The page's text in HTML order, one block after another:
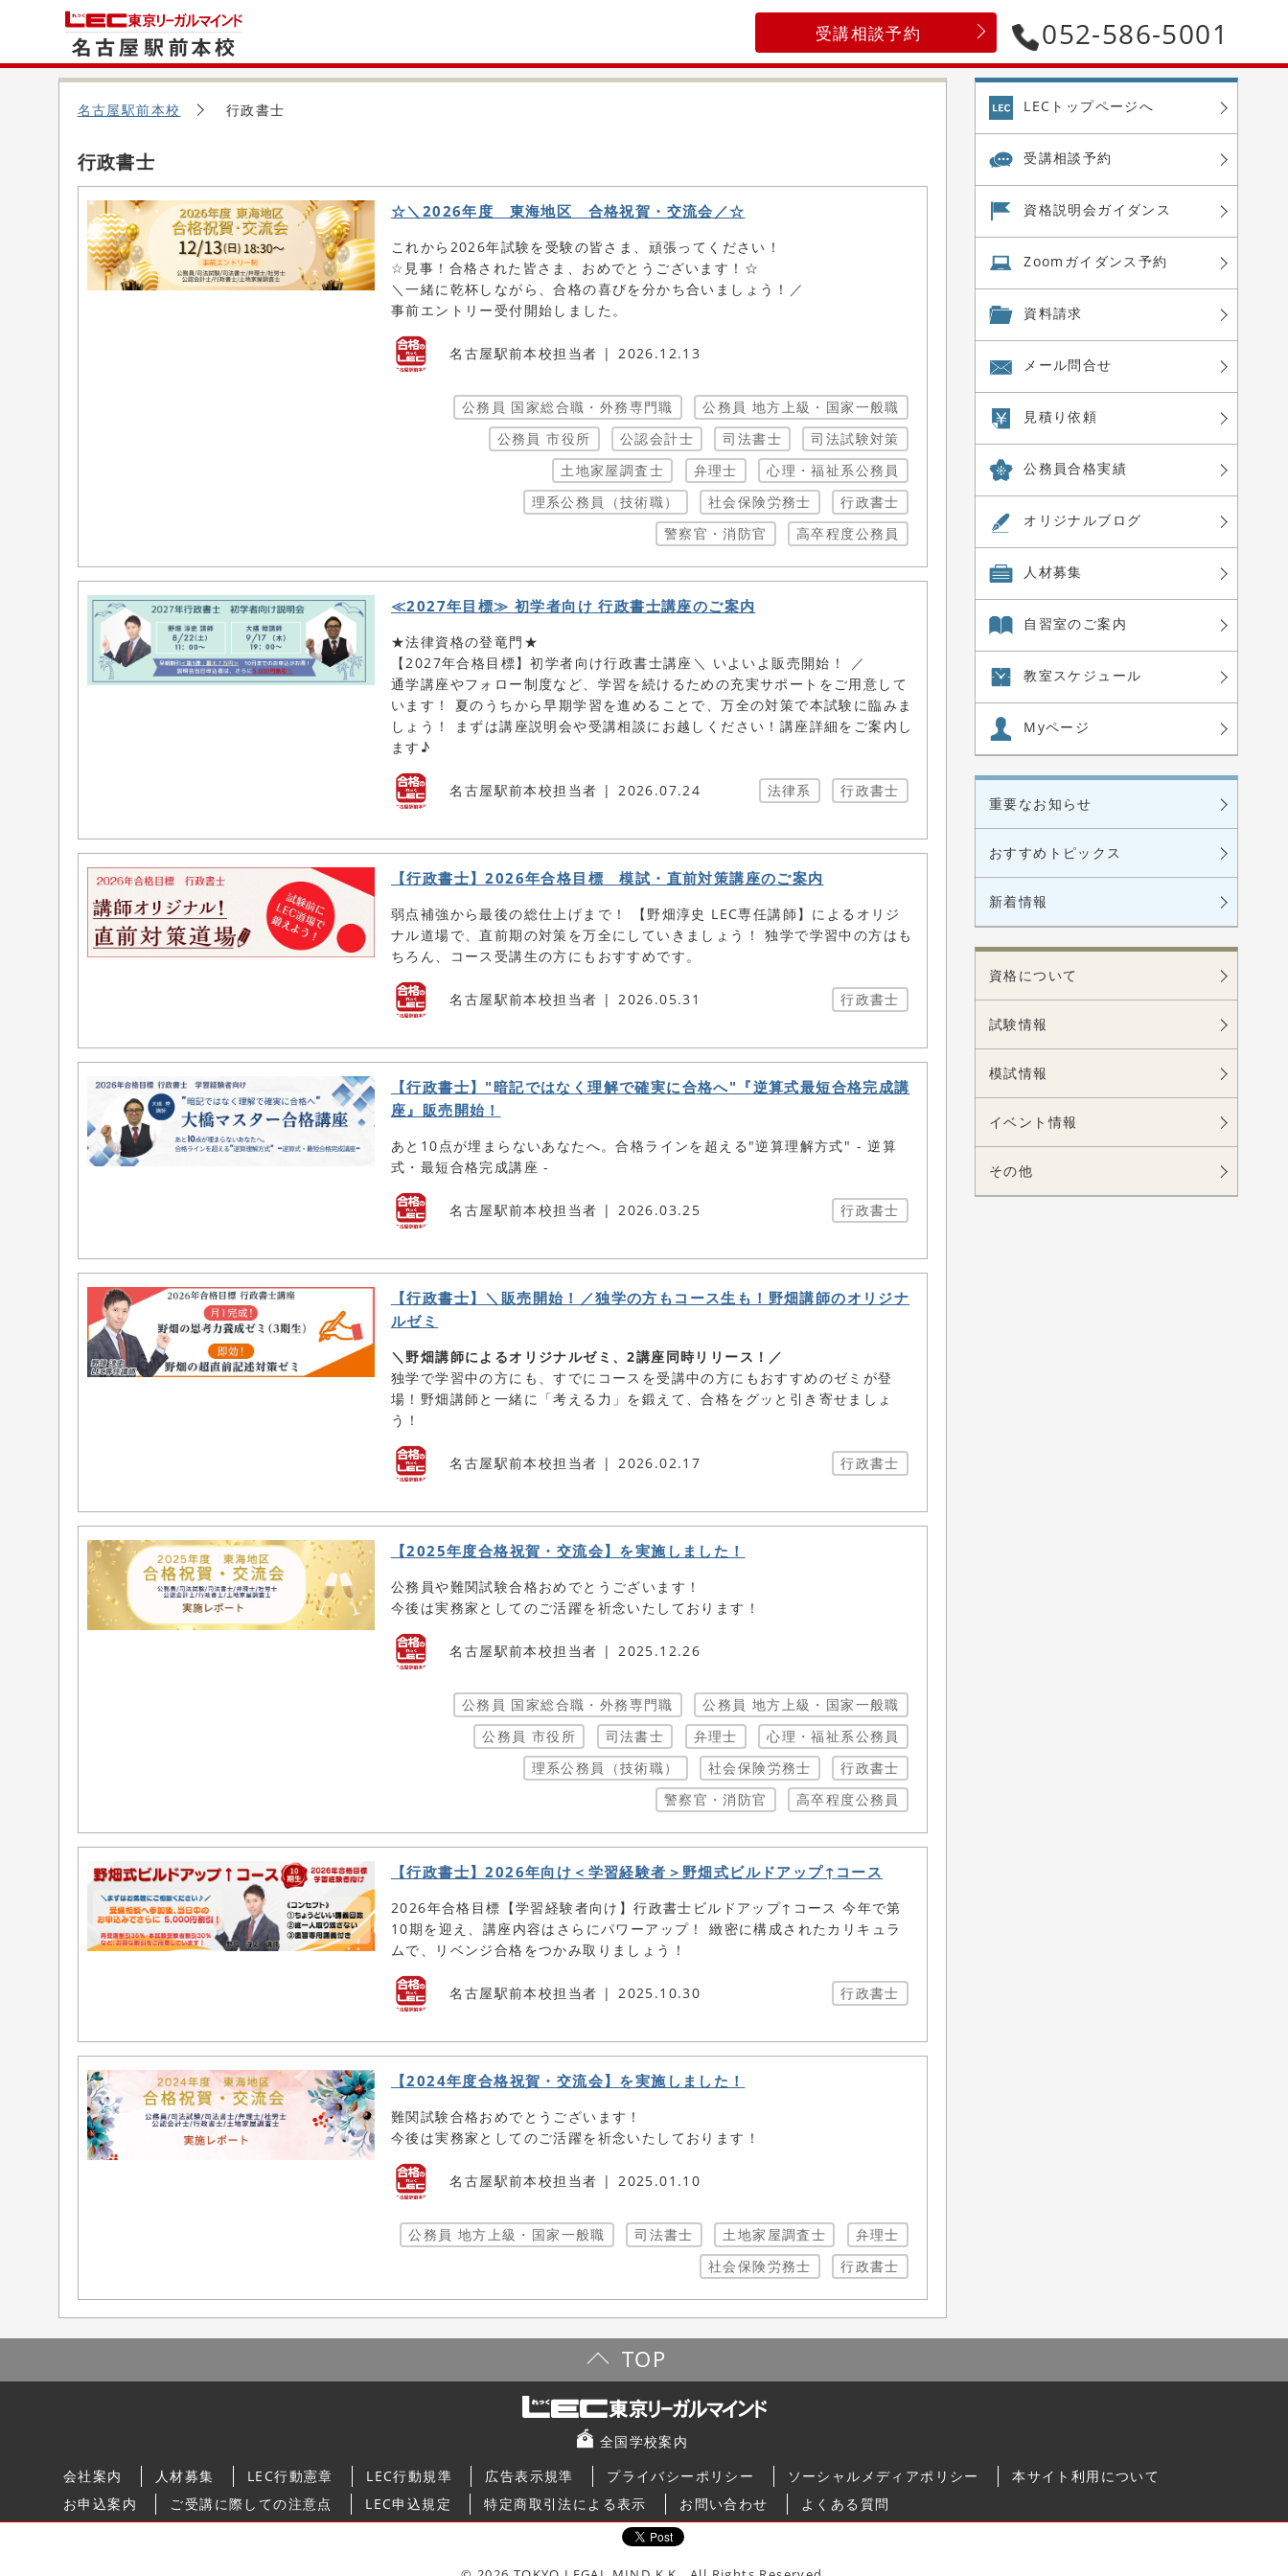
052-586-5001
受講相談予約
名古屋駅前本校 行政書士
行政書士
☆＼2026年度 東海地区 合格祝賀・交流会／☆
これから2026年試験を受験の皆さま、頑張ってください！
☆見事！合格された皆さま、おめでとうございます！☆
＼一緒に乾杯しながら、合格の喜びを分かち合いましょう！／
事前エントリー受付開始しました。
名古屋駅前本校担当者 2026.12.13
公務員 国家総合職・外務専門職
公務員 地方上級・国家一般職
公務員 市役所
公認会計士 司法書士
司法試験対策
土地家屋調査士
弁理士
心理・福祉系公務員
理系公務員（技術職）
社会保険労務士
行政書士
警察官・消防官
高卒程度公務員
≪2027年目標≫ 初学者向け 行政書士講座のご案内
★法律資格の登竜門★
【2027年合格目標】初学者向け行政書士講座＼ いよいよ販売開始！ ／
通学講座やフォロー制度など、学習を続けるための充実サポートをご用意して
います！ 夏のうちから早期学習を進めることで、万全の対策で本試験に臨みま
しょう！ まずは講座説明会や受講相談にお越しください！講座詳細をご案内し
ます♪
名古屋駅前本校担当者 2026.07.24 法律系 行政書士
【行政書士】2026年合格目標 模試・直前対策講座のご案内
弱点補強から最後の総仕上げまで！ 【野畑淳史 LEC専任講師】によるオリジ
ナル道場で、直前期の対策を万全にしていきましょう！ 独学で学習中の方はも
ちろん、コース受講生の方にもおすすめです。
名古屋駅前本校担当者 2026.05.31 行政書士
【行政書士】"暗記ではなく理解で確実に合格へ"『逆算式最短合格完成講
座』販売開始！
あと10点が埋まらないあなたへ。合格ラインを超える"逆算理解方式" - 逆算
式・最短合格完成講座 -
名古屋駅前本校担当者 2026.03.25 行政書士
【行政書士】＼販売開始！／独学の方もコース生も！野畑講師のオリジナ
ルゼミ
＼野畑講師によるオリジナルゼミ、2講座同時リリース！／
独学で学習中の方にも、すでにコースを受講中の方にもおすすめのゼミが登
場！野畑講師と一緒に「考える力」を鍛えて、合格をグッと引き寄せましょ
う！
名古屋駅前本校担当者 2026.02.17 行政書士
【2025年度合格祝賀・交流会】を実施しました！
公務員や難関試験合格おめでとうございます！
今後は実務家としてのご活躍を祈念いたしております！
名古屋駅前本校担当者 2025.12.26
公務員 国家総合職・外務専門職
公務員 地方上級・国家一般職
公務員 市役所
司法書士 弁理士
心理・福祉系公務員
理系公務員（技術職）
社会保険労務士
行政書士
警察官・消防官
高卒程度公務員
【行政書士】2026年向け＜学習経験者＞野畑式ビルドアップ↑コース
2026年合格目標【学習経験者向け】行政書士ビルドアップ↑コース 今年で第
10期を迎え、講座内容はさらにパワーアップ！ 緻密に構成されたカリキュラ
ムで、リベンジ合格をつかみ取りましょう！
名古屋駅前本校担当者 2025.10.30 行政書士
【2024年度合格祝賀・交流会】を実施しました！
難関試験合格おめでとうございます！
今後は実務家としてのご活躍を祈念いたしております！
名古屋駅前本校担当者 2025.01.10
公務員 地方上級・国家一般職 司法書士 土地家屋調査士
弁理士
社会保険労務士
行政書士
LECトップページへ
受講相談予約
資格説明会ガイダンス
Zoom ガイダンス予約
資料請求
メール問合せ
見積り依頼
公務員合格実績
オリジナルブログ
人材募集
自習室のご案内
教室スケジュール
Myページ
重要なお知らせ
おすすめトピックス
新着情報
資格について
試験情報
模試情報
イベント情報
その他
TOP
全国学校案内
会社案内
人材募集 LEC行動憲章 LEC行動規準 広告表示規準 プライバシーポリシー ソーシャルメディアポリシー
本サイト利用について
お申込案内
ご受講に際しての注意点 LEC申込規定 特定商取引法による表示 お問い合わせ よくある質問